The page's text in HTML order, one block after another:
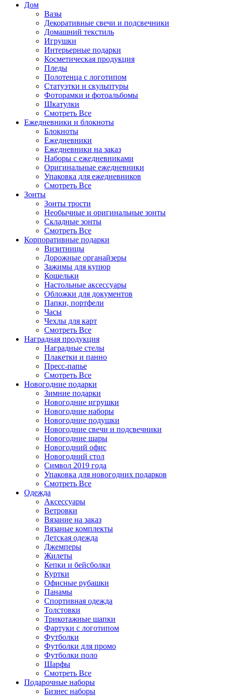
Дом
Вазы
Декоративные свечи и подсвечники
Домашний текстиль
Игрушки
Интерьерные подарки
Косметическая продукция
Пледы
Полотенца с логотипом
Статуэтки и скульптуры
Фоторамки и фотоальбомы
Шкатулки
Смотреть Все
Ежедневники и блокноты
Блокноты
Ежедневники
Ежедневники на заказ
Наборы с ежедневниками
Оригинальные ежедневники
Упаковка для ежедневников
Смотреть Все
Зонты
Зонты трости
Необычные и оригинальные зонты
Складные зонты
Смотреть Все
Корпоративные подарки
Визитницы
Дорожные органайзеры
Зажимы для купюр
Кошельки
Настольные аксессуары
Обложки для документов
Папки, портфели
Часы
Чехлы для карт
Смотреть Все
Наградная продукция
Наградные стелы
Плакетки и панно
Пресс-папье
Смотреть Все
Новогодние подарки
Зимние подарки
Новогодние игрушки
Новогодние наборы
Новогодние подушки
Новогодние свечи и подсвечники
Новогодние шары
Новогодний офис
Новогодний стол
Символ 2019 года
Упаковка для новогодних подарков
Смотреть Все
Одежда
Аксессуары
Ветровки
Вязание на заказ
Вязаные комплекты
Детская одежда
Джемперы
Жилеты
Кепки и бейсболки
Куртки
Офисные рубашки
Панамы
Спортивная одежда
Толстовки
Трикотажные шапки
Фартуки с логотипом
Футболки
Футболки для промо
Футболки поло
Шарфы
Смотреть Все
Подарочные наборы
Бизнес наборы